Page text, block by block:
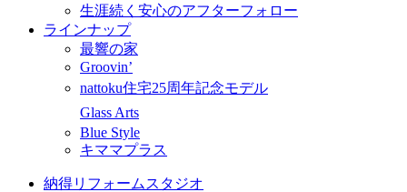
生涯続く安心のアフターフォロー
ラインナップ
最響の家
Groovin’
nattoku住宅25周年記念モデル
Glass Arts
Blue Style
キママプラス
納得リフォームスタジオ